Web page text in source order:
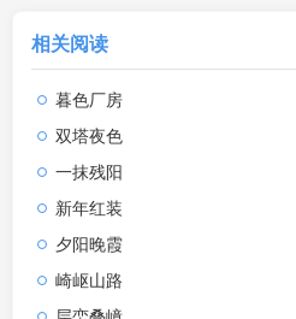
相关阅读
暮色厂房
双塔夜色
一抹残阳
新年红装
夕阳晚霞
崎岖山路